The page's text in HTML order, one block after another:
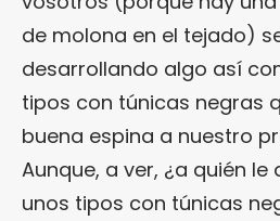
de molona en el tejado)
desarrollando algo así
tipos con túnicas negras
buena espina a nuestro
Aunque, a ver, ¿a quién
unos tipos con túnicas